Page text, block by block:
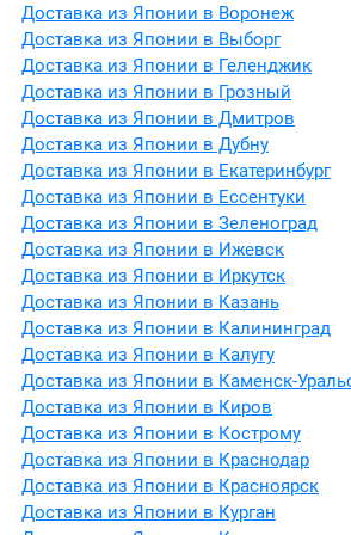
Доставка из Японии в Воронеж
Доставка из Японии в Выборг
Доставка из Японии в Геленджик
Доставка из Японии в Грозный
Доставка из Японии в Дмитров
Доставка из Японии в Дубну
Доставка из Японии в Екатеринбург
Доставка из Японии в Ессентуки
Доставка из Японии в Зеленоград
Доставка из Японии в Ижевск
Доставка из Японии в Иркутск
Доставка из Японии в Казань
Доставка из Японии в Калининград
Доставка из Японии в Калугу
Доставка из Японии в Каменск-
Доставка из Японии в Киров
Доставка из Японии в Кострому
Доставка из Японии в Краснодар
Доставка из Японии в Красноярск
Доставка из Японии в Курган